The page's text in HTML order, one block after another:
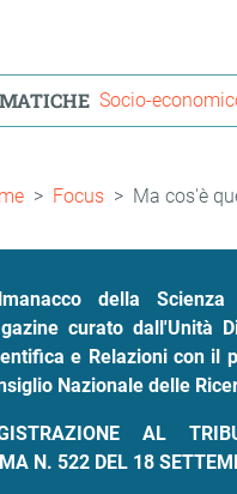
Socio-
Focus Ma cos'è
della
curato dall'Unità
e Relazioni con il
Nazionale delle
AL
N. 522 DEL 18